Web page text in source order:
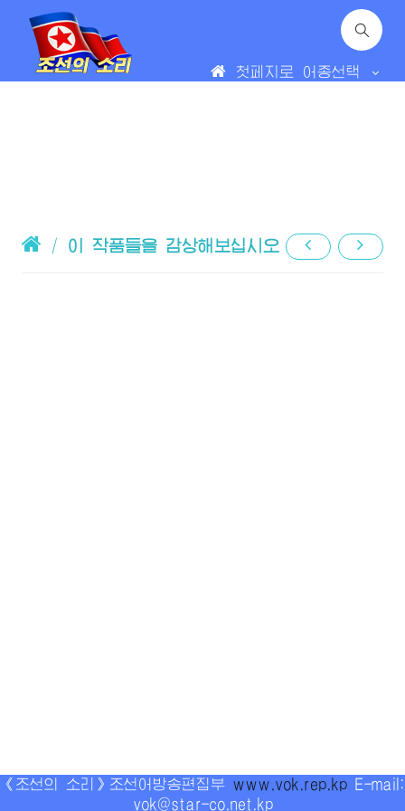
첫페지로 어종선택
/ 이 작품들을 감상해보십시오
《조선의 소리》조선어방송편집부 www.vok.rep.kp E-mail:
vok@star-co.net.kp